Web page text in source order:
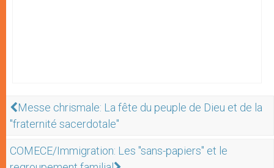
Messe chrismale: La fête du peuple de Dieu et de la
"fraternité sacerdotale"
COMECE/Immigration: Les "sans-papiers" et le